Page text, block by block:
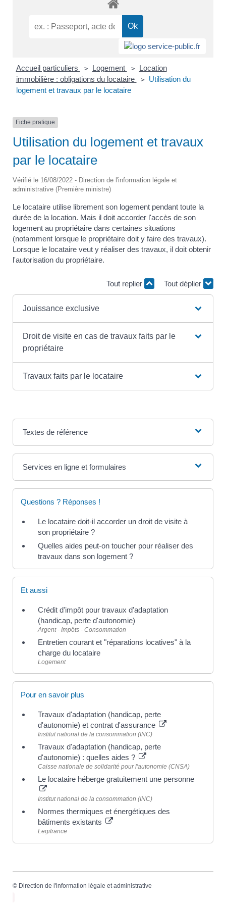
Accueil particuliers > Logement >
Location
immobilière : obligations du locataire
>
Utilisation du
logement et travaux par le locataire
Fiche pratique
Utilisation du logement et travaux
par le locataire
Vérifié le 16/08/2022 - Direction de l'information légale et
administrative (Première ministre)
Le locataire utilise librement son logement pendant toute la
durée de la location. Mais il doit accorder l'accès de son
logement au propriétaire dans certaines situations
(notamment lorsque le propriétaire doit y faire des travaux).
Lorsque le locataire veut y réaliser des travaux, il doit obtenir
l'autorisation du propriétaire.
Tout replier Tout déplier
Jouissance exclusive
Droit de visite en cas de travaux faits par le
propriétaire
Travaux faits par le locataire
Textes de référence
Services en ligne et formulaires
Questions ? Réponses !
Le locataire doit-il accorder un droit de visite à
son propriétaire ?
Quelles aides peut-on toucher pour réaliser des
travaux dans son logement ?
Et aussi
Crédit d'impôt pour travaux d'adaptation
(handicap, perte d'autonomie)
Argent - Impôts - Consommation
Entretien courant et "réparations locatives" à la
charge du locataire
Logement
Pour en savoir plus
Travaux d'adaptation (handicap, perte
d'autonomie) et contrat d'assurance
Institut national de la consommation (INC)
Travaux d'adaptation (handicap, perte
d'autonomie) : quelles aides ?
Caisse nationale de solidarité pour l'autonomie (CNSA)
Le locataire héberge gratuitement une personne
Institut national de la consommation (INC)
Normes thermiques et énergétiques des
bâtiments existants
Legifrance
© Direction de l'information légale et administrative